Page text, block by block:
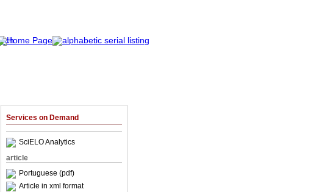
Services on Demand
SciELO Analytics
article
Portuguese (pdf)
Article in xml format